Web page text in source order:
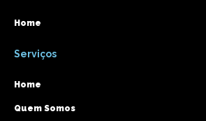
Home
Serviços
Home
Quem Somos